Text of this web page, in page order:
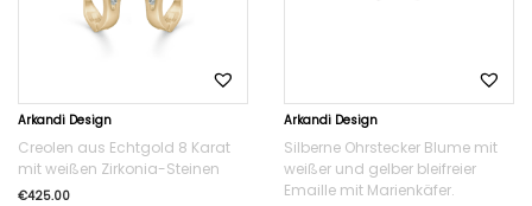
Arkandi Design
Creolen aus Echtgold 8 Karat
mit weißen Zirkonia-Steinen
€425.00
Arkandi Design
Silberne Ohrstecker Blume mit
weißer und gelber bleifreier
Emaille mit Marienkäfer.